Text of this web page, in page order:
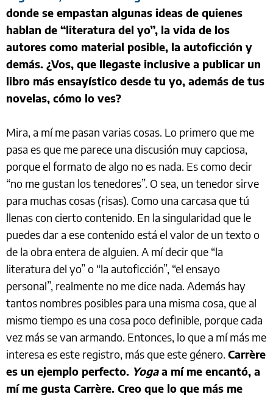
donde se empastan algunas ideas de quienes
hablan de “literatura del yo”, la vida de los
autores como material posible, la autoficción y
demás. ¿Vos, que llegaste inclusive a publicar un
libro más ensayístico desde tu yo, además de tus
novelas, cómo lo ves?
Mira, a mí me pasan varias cosas. Lo primero que me
pasa es que me parece una discusión muy capciosa,
porque el formato de algo no es nada. Es como decir
“no me gustan los tenedores”. O sea, un tenedor sirve
para muchas cosas (risas). Como una carcasa que tú
llenas con cierto contenido. En la singularidad que le
puedes dar a ese contenido está el valor de un texto o
de la obra entera de alguien. A mí decir que “la
literatura del yo” o “la autoficción”, “el ensayo
personal”, realmente no me dice nada. Además hay
tantos nombres posibles para una misma cosa, que al
mismo tiempo es una cosa poco definible, porque cada
vez más se van armando. Entonces, lo que a mí más me
interesa es este registro, más que este género. Carrère
es un ejemplo perfecto. Yogaa mí me encantó, a
mí me gusta Carrère. Creo que lo que más me